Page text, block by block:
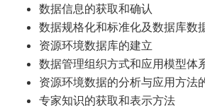
数据信息的获取和确认
数据规格化和标准化及数据库数
资源环境数据库的建立
数据管理组织方式和应用模型体
资源环境数据的分析与应用方法
专家知识的获取和表示方法